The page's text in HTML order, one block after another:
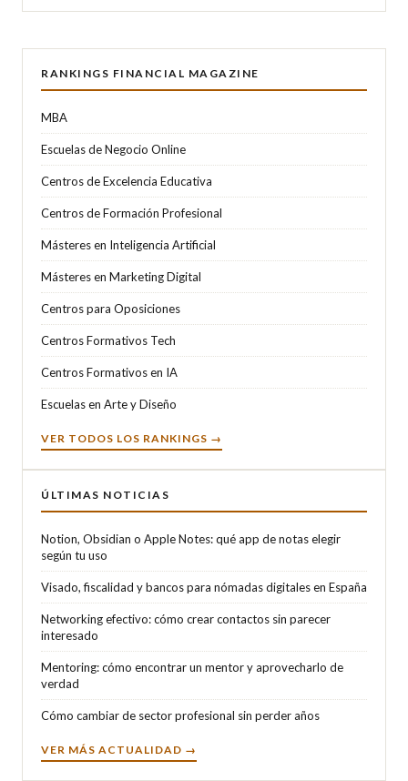
RANKINGS FINANCIAL MAGAZINE
MBA
Escuelas de Negocio Online
Centros de Excelencia Educativa
Centros de Formación Profesional
Másteres en Inteligencia Artificial
Másteres en Marketing Digital
Centros para Oposiciones
Centros Formativos Tech
Centros Formativos en IA
Escuelas en Arte y Diseño
VER TODOS LOS RANKINGS →
ÚLTIMAS NOTICIAS
Notion, Obsidian o Apple Notes: qué app de notas elegir
según tu uso
Visado, fiscalidad y bancos para nómadas digitales en España
Networking efectivo: cómo crear contactos sin parecer
interesado
Mentoring: cómo encontrar un mentor y aprovecharlo de
verdad
Cómo cambiar de sector profesional sin perder años
VER MÁS ACTUALIDAD →